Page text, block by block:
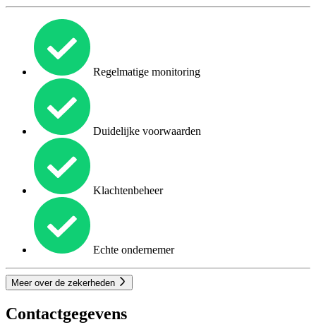
Regelmatige monitoring
Duidelijke voorwaarden
Klachtenbeheer
Echte ondernemer
Meer over de zekerheden
Contactgegevens